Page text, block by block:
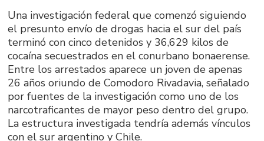
Una investigación federal que comenzó siguiendo
el presunto envío de drogas hacia el sur del país
terminó con cinco detenidos y 36,629 kilos de
cocaína secuestrados en el conurbano bonaerense.
Entre los arrestados aparece un joven de apenas
26 años oriundo de Comodoro Rivadavia, señalado
por fuentes de la investigación como uno de los
narcotraficantes de mayor peso dentro del grupo.
La estructura investigada tendría además vínculos
con el sur argentino y Chile.